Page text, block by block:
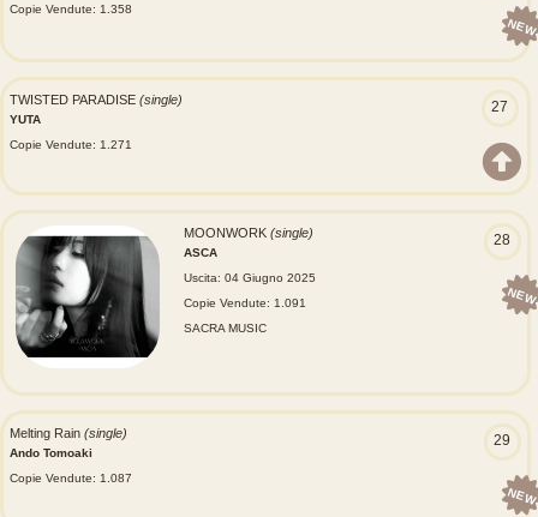
NEW
Copie Vendute: 1.358
27
TWISTED PARADISE (single)
YUTA
Copie Vendute: 1.271
28
NEW
MOONWORK (single)
ASCA
Uscita: 04 Giugno 2025
Copie Vendute: 1.091
SACRA MUSIC
29
NEW
Melting Rain (single)
Ando Tomoaki
Copie Vendute: 1.087